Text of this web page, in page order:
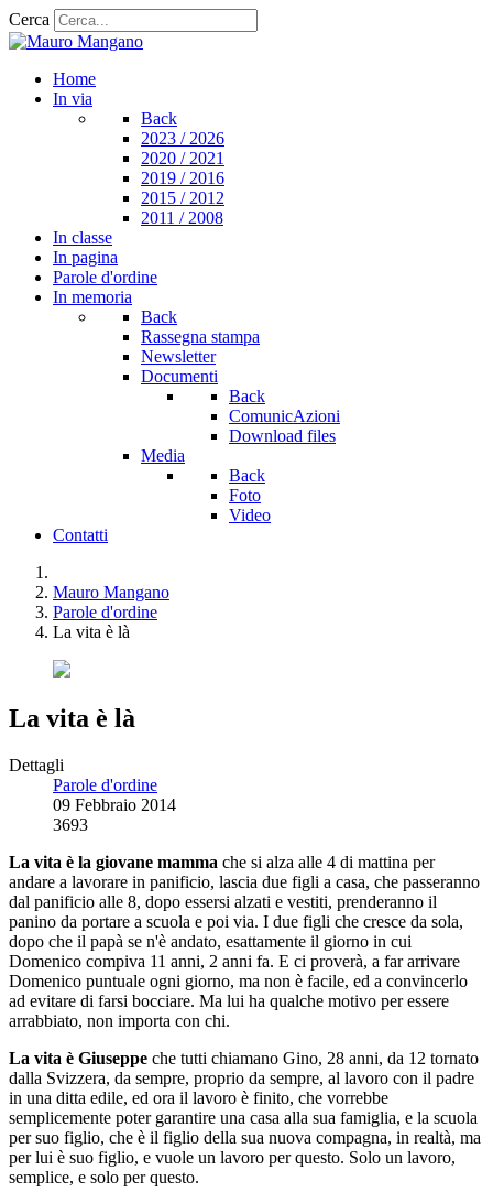
Cerca
Home
In via
Back
2023 / 2026
2020 / 2021
2019 / 2016
2015 / 2012
2011 / 2008
In classe
In pagina
Parole d'ordine
In memoria
Back
Rassegna stampa
Newsletter
Documenti
Back
ComunicAzioni
Download files
Media
Back
Foto
Video
Contatti
Mauro Mangano
Parole d'ordine
La vita è là
La vita è là
Dettagli
Parole d'ordine
09 Febbraio 2014
3693
La vita è la giovane mamma che si alza alle 4 di mattina per
andare a lavorare in panificio, lascia due figli a casa, che passeranno
dal panificio alle 8, dopo essersi alzati e vestiti, prenderanno il
panino da portare a scuola e poi via. I due figli che cresce da sola,
dopo che il papà se n'è andato, esattamente il giorno in cui
Domenico compiva 11 anni, 2 anni fa. E ci proverà, a far arrivare
Domenico puntuale ogni giorno, ma non è facile, ed a convincerlo
ad evitare di farsi bocciare. Ma lui ha qualche motivo per essere
arrabbiato, non importa con chi.
La vita è Giuseppe che tutti chiamano Gino, 28 anni, da 12 tornato
dalla Svizzera, da sempre, proprio da sempre, al lavoro con il padre
in una ditta edile, ed ora il lavoro è finito, che vorrebbe
semplicemente poter garantire una casa alla sua famiglia, e la scuola
per suo figlio, che è il figlio della sua nuova compagna, in realtà, ma
per lui è suo figlio, e vuole un lavoro per questo. Solo un lavoro,
semplice, e solo per questo.